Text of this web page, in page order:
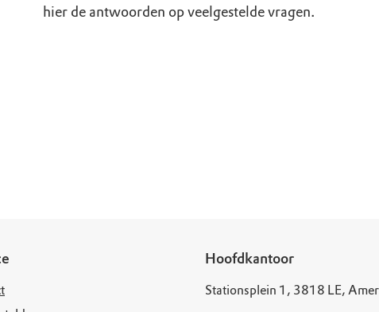
hier de antwoorden op veelgestelde vragen.
Hoofdkantoor
Stationsplein 1, 3818 LE,